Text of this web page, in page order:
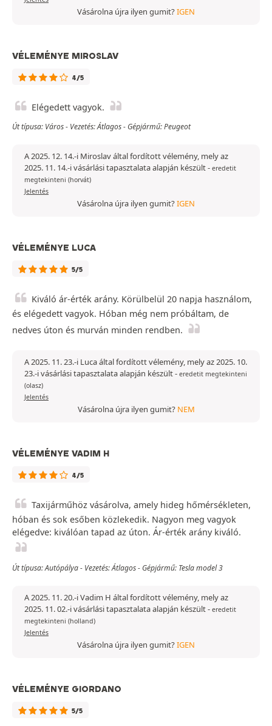
Vásárolna újra ilyen gumit?IGEN
VÉLEMÉNYE MIROSLAV
4/5
Elégedett vagyok.
Út típusa: Város - Vezetés: Átlagos - Gépjármű: Peugeot
A 2025. 12. 14.-i Miroslav által fordított vélemény, mely az
2025. 11. 14.-i vásárlási tapasztalata alapján készült- eredetit
megtekinteni (horvát)
Jelentés
Vásárolna újra ilyen gumit?IGEN
VÉLEMÉNYE LUCA
5/5
Kiváló ár-érték arány. Körülbelül 20 napja használom,
és elégedett vagyok. Hóban még nem próbáltam, de
nedves úton és murván minden rendben.
A 2025. 11. 23.-i Luca által fordított vélemény, mely az 2025. 10.
23.-i vásárlási tapasztalata alapján készült- eredetit megtekinteni
(olasz)
Jelentés
Vásárolna újra ilyen gumit? NEM
VÉLEMÉNYE VADIM H
4/5
Taxijárműhöz vásárolva, amely hideg hőmérsékleten,
hóban és sok esőben közlekedik. Nagyon meg vagyok
elégedve: kiválóan tapad az úton. Ár-érték arány kiváló.
Út típusa: Autópálya - Vezetés: Átlagos - Gépjármű: Tesla model 3
A 2025. 11. 20.-i Vadim H által fordított vélemény, mely az
2025. 11. 02.-i vásárlási tapasztalata alapján készült- eredetit
megtekinteni (holland)
Jelentés
Vásárolna újra ilyen gumit?IGEN
VÉLEMÉNYE GIORDANO
5/5